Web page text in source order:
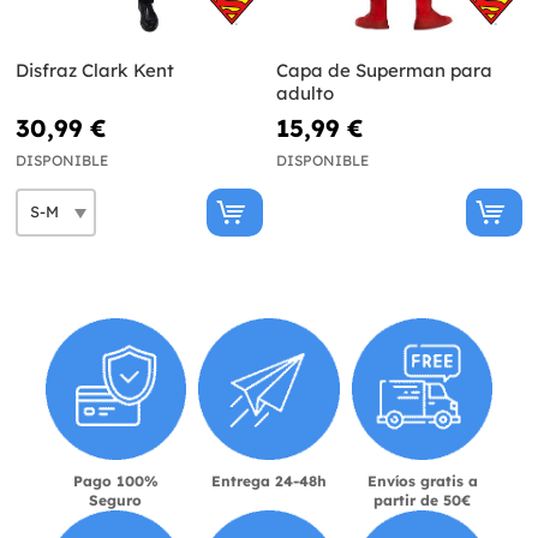
Disfraz Clark Kent
30,99 €
DISPONIBLE
Capa de Superman para
adulto
15,99 €
DISPONIBLE
Pago 100%
Seguro
Entrega 24-48h
Envíos gratis a
partir de 50€